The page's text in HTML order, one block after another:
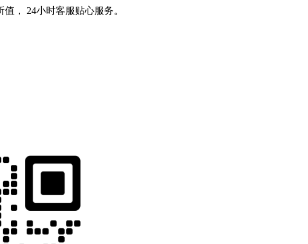
， 24小时客服贴心服务。